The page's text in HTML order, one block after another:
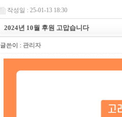
작성일 : 25-01-13 18:30
2024년 10월 후원 고맙습니다
글쓴이 : 관리자